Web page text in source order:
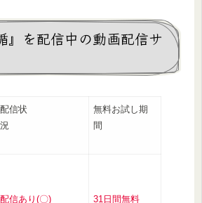
』を配信中の動画配信サ
配信状
況
無料お試し期
間
配信あり(〇) 31日間無料